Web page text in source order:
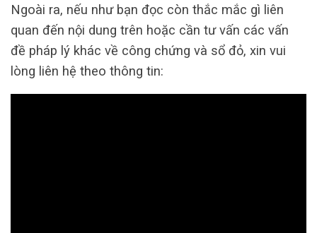
Ngoài ra, nếu như bạn đọc còn thắc mắc gì liên
quan đến nội dung trên hoặc cần tư vấn các vấn
đề pháp lý khác về công chứng và sổ đỏ, xin vui
lòng liên hệ theo thông tin: